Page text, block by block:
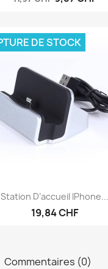
Aperçu rapide
Station D’accueil IPhone...
19,84 CHF
DE STOCK
Commentaires (0)